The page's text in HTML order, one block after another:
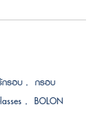
กรอบ , กรอบ
, BOLON